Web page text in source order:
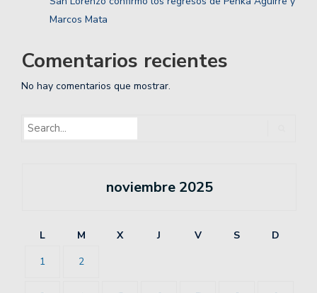
Marcos Mata
Comentarios recientes
No hay comentarios que mostrar.
noviembre 2025
L M X J V S
D
1
2